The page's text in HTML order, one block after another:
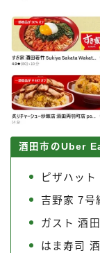
酒田市のUber
ピザハット
吉野家 7号
ガスト 酒
はま寿司